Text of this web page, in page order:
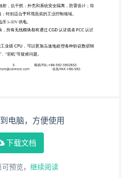
支持串口 RS232 接口、
、TTL 接口或者 USB 接
同接口需求。 2）完善的网
WCDMA/TD-
LTETDD 七大无线网络，
）检测保护功能，确保 系
：采用金属外壳，防辐射，
隔离，防雷设计；符 合电力
IP41；特别适合于环境恶劣的
电脑，方便使用
下载文档
可预览， 继续阅读